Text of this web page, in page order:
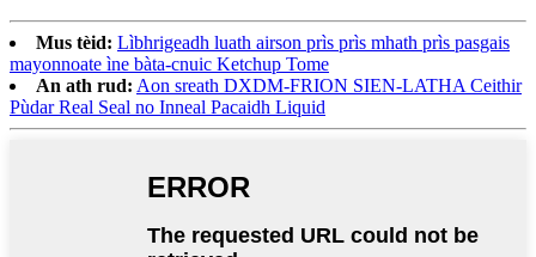
Mus tèid: Lìbhrigeadh luath airson prìs prìs mhath prìs pasgais
mayonnoate ìne bàta-cnuic Ketchup Tome
An ath rud: Aon sreath DXDM-FRION SIEN-LATHA Ceithir
Pùdar Real Seal no Inneal Pacaidh Liquid